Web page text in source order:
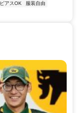
ピアスOK
服装自由